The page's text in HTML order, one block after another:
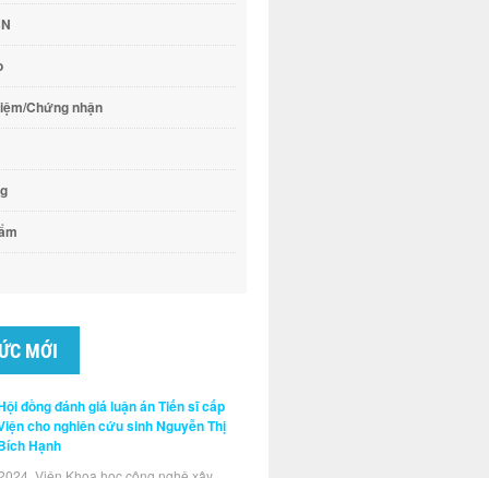
Chứng nhận
MỚI
đồng đánh giá luận án Tiến sĩ cấp
cho nghiên cứu sinh Nguyễn Thị
Hạnh